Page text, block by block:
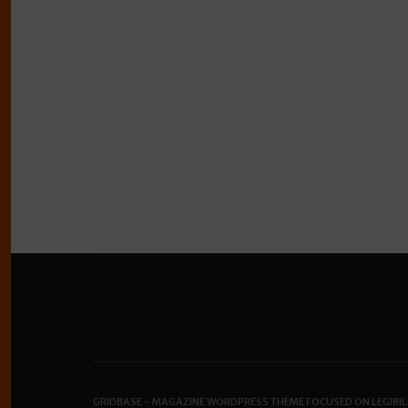
GRIDBASE - MAGAZINE WORDPRESS THEME FOCUSED ON